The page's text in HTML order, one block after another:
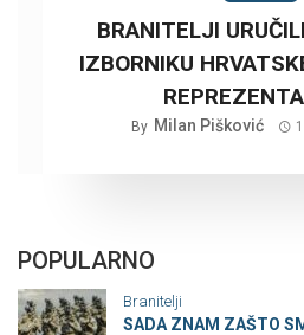
BRANITELJI
IZBORNIKU
By Milan Pišković
POPULARNO
Branitelji
SADA ZNAM ZAŠTO